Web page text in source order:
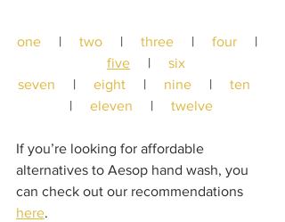
one
     |
two
     |
three
     |
four
     |
five
     |
six
seven
     |
eight
     |
nine
     |
ten
| eleven
     |
twelve
If you’re looking for affordable
alternatives to Aesop hand wash, you
can check out our recommendations
here.